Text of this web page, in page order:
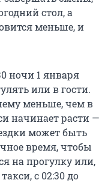
стол, а
меньше, и
ночи 1 января
или в гости.
меньше, чем в
начинает расти —
может быть
время, чтобы
на прогулку или,
с 02:30 до